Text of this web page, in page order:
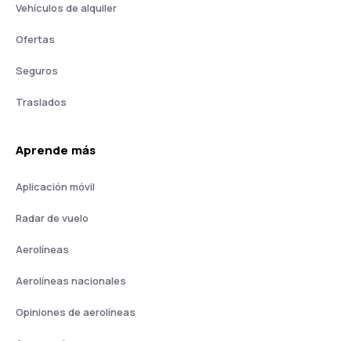
Vehículos de alquiler
Ofertas
Seguros
Traslados
Aprende más
Aplicación móvil
Radar de vuelo
Aerolíneas
Aerolíneas nacionales
Opiniones de aerolíneas